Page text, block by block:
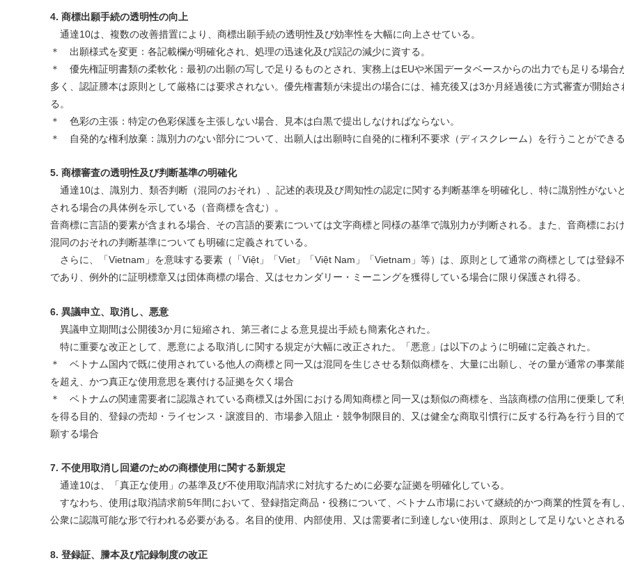
4. 商標出願手続の透明性の向上
通達10は、複数の改善措置により、商標出願手続の透明性及び効率性を大幅に向上させている。
＊ 出願様式を変更：各記載欄が明確化され、処理の迅速化及び誤記の減少に資する。
＊ 優先権証明書類の柔軟化：最初の出願の写しで足りるものとされ、実務上はEUや米国データベースからの出力でも足りる場合
多く、認証謄本は原則として厳格には要求されない。優先権書類が未提出の場合には、補充後又は3か月経過後に方式審査が開始さ
る。
＊ 色彩の主張：特定の色彩保護を主張しない場合、見本は白黒で提出しなければならない。
＊ 自発的な権利放棄：識別力のない部分について、出願人は出願時に自発的に権利不要求（ディスクレーム）を行うことができる
5. 商標審査の透明性及び判断基準の明確化
通達10は、識別力、類否判断（混同のおそれ）、記述的表現及び周知性の認定に関する判断基準を明確化し、特に識別性がないと
される場合の具体例を示している（音商標を含む）。
音商標に言語的要素が含まれる場合、その言語的要素については文字商標と同様の基準で識別力が判断される。また、音商標にお
混同のおそれの判断基準についても明確に定義されている。
さらに、「Vietnam」を意味する要素（「Việt」「Viet」「Việt Nam」「Vietnam」等）は、原則として通常の商標としては登録
であり、例外的に証明標章又は団体商標の場合、又はセカンダリー・ミーニングを獲得している場合に限り保護され得る。
6. 異議申立、取消し、悪意
異議申立期間は公開後3か月に短縮され、第三者による意見提出手続も簡素化された。
特に重要な改正として、悪意による取消しに関する規定が大幅に改正された。「悪意」は以下のように明確に定義された。
＊ ベトナム国内で既に使用されている他人の商標と同一又は混同を生じさせる類似商標を、大量に出願し、その量が通常の事業
を超え、かつ真正な使用意思を裏付ける証拠を欠く場合
＊ ベトナムの関連需要者に認識されている商標又は外国における周知商標と同一又は類似の商標を、当該商標の信用に便乗して
を得る目的、登録の売却・ライセンス・譲渡目的、市場参入阻止・競争制限目的、又は健全な商取引慣行に反する行為を行う目的
願する場合
7. 不使用取消し回避のための商標使用に関する新規定
通達10は、「真正な使用」の基準及び不使用取消請求に対抗するために必要な証拠を明確化している。
すなわち、使用は取消請求前5年間において、登録指定商品・役務について、ベトナム市場において継続的かつ商業的性質を有し
公衆に認識可能な形で行われる必要がある。名目的使用、内部使用、又は需要者に到達しない使用は、原則として足りないとされる
8. 登録証、謄本及び記録制度の改正